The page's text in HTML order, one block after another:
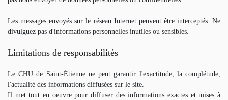
Les messages envoyés sur le réseau Internet peuvent être interceptés. Ne
divulguez pas d'informations personnelles inutiles ou sensibles.
Limitations de responsabilités
Le CHU de Saint-Étienne ne peut garantir l'exactitude, la complétude,
l'actualité des informations diffusées sur le site.
Il met tout en oeuvre pour diffuser des informations exactes et mises à